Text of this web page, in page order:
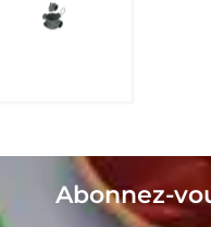
Abonnez-